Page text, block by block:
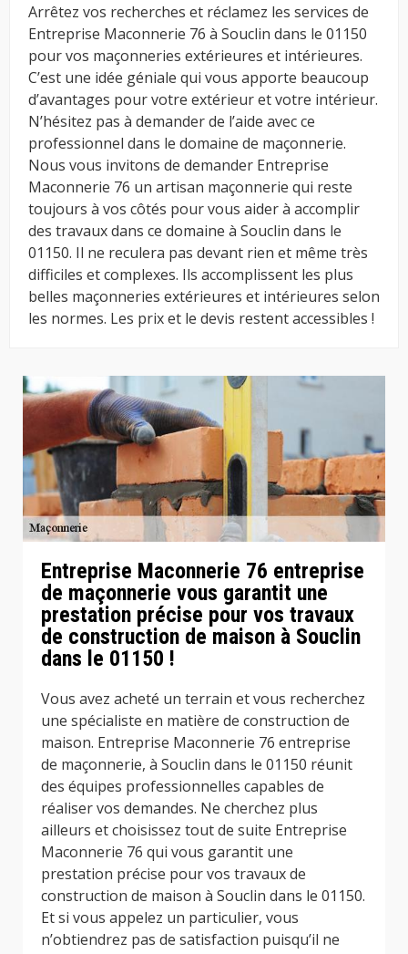
Arrêtez vos recherches et réclamez les services de
Entreprise Maconnerie 76 à Souclin dans le 01150
pour vos maçonneries extérieures et intérieures.
C’est une idée géniale qui vous apporte beaucoup
d’avantages pour votre extérieur et votre intérieur.
N’hésitez pas à demander de l’aide avec ce
professionnel dans le domaine de maçonnerie.
Nous vous invitons de demander Entreprise
Maconnerie 76 un artisan maçonnerie qui reste
toujours à vos côtés pour vous aider à accomplir
des travaux dans ce domaine à Souclin dans le
01150. Il ne reculera pas devant rien et même très
difficiles et complexes. Ils accomplissent les plus
belles maçonneries extérieures et intérieures selon
les normes. Les prix et le devis restent accessibles !
Entreprise Maconnerie 76 entreprise
de maçonnerie vous garantit une
prestation précise pour vos travaux
de construction de maison à Souclin
dans le 01150 !
Vous avez acheté un terrain et vous recherchez
une spécialiste en matière de construction de
maison. Entreprise Maconnerie 76 entreprise
de maçonnerie, à Souclin dans le 01150 réunit
des équipes professionnelles capables de
réaliser vos demandes. Ne cherchez plus
ailleurs et choisissez tout de suite Entreprise
Maconnerie 76 qui vous garantit une
prestation précise pour vos travaux de
construction de maison à Souclin dans le 01150.
Et si vous appelez un particulier, vous
n’obtiendrez pas de satisfaction puisqu’il ne